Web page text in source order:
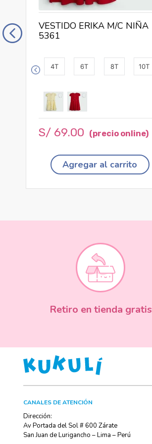
4T 6T 8T 10T
VESTIDO ERIKA M/C NIÑA
5361
S/ 69.00
Agregar al carrito
Retiro en tienda gratis
CANALES DE ATENCIÓN
Dirección:
Av Portada del Sol # 600 Zárate
San Juan de Lurigancho – Lima – Perú